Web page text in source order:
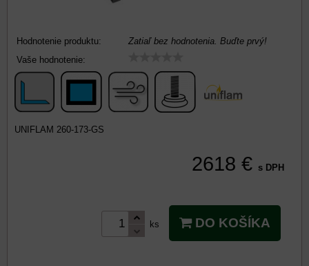
Hodnotenie produktu:
Zatiaľ bez hodnotenia. Buďte prvý!
Vaše hodnotenie:
UNIFLAM 260-173-GS
2618 € s DPH
ks DO KOŠÍKA